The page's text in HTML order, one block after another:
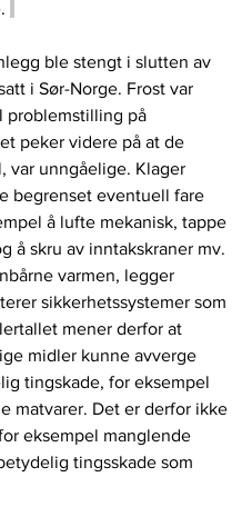
ble stengt i slutten av
i Sør-Norge. Frost var
problemstilling på
peker videre på at de
var unngåelige. Klager
begrenset eventuell fare
å lufte mekanisk, tappe
å skru av inntakskraner mv.
varmen, legger
sikkerhetssystemer som
mener derfor at
midler kunne avverge
tingskade, for eksempel
matvarer. Det er derfor ikke
eksempel manglende
tingsskade som